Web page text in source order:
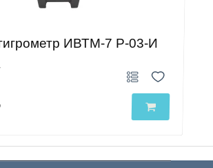
ИВТМ-7 Р-03-И